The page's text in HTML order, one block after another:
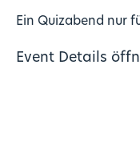
Ein Quizabend nur
Event Details